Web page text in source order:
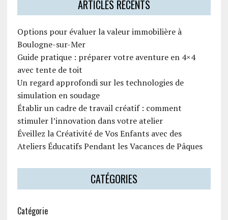
ARTICLES RÉCENTS
Options pour évaluer la valeur immobilière à
Boulogne-sur-Mer
Guide pratique : préparer votre aventure en 4×4
avec tente de toit
Un regard approfondi sur les technologies de
simulation en soudage
Établir un cadre de travail créatif : comment
stimuler l’innovation dans votre atelier
Éveillez la Créativité de Vos Enfants avec des
Ateliers Éducatifs Pendant les Vacances de Pâques
CATÉGORIES
Catégorie